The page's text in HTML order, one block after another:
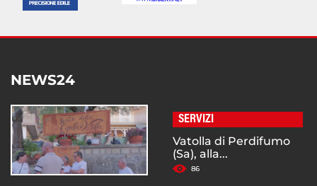
NEWS24
SERVIZI
Vatolla di Perdifumo
(Sa), alla...
86